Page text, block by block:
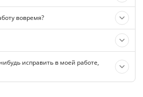
вовремя?
исправить в моей работе,